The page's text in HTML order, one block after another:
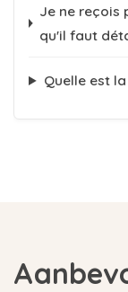
Je ne reçois
qu'il faut
Quelle est